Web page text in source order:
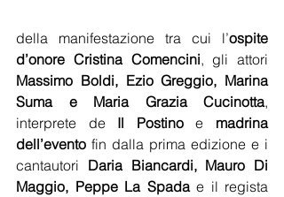
della manifestazione tra cui l’ospite
d’onore Cristina Comencini
Massimo Boldi, Ezio Greggio, Marina
Suma e Maria Grazia Cucinotta,
interprete de Il Postino e madrina
dell’evento fin dalla prima edizione e i
cantautori Daria Biancardi, Mauro Di
Maggio, Peppe La Spada e il regista